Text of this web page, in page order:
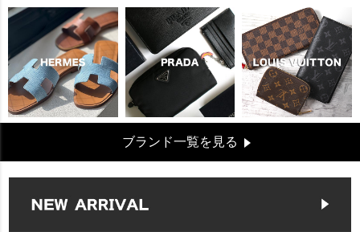
ブランド一覧を見る